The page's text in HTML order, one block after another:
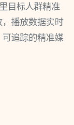
目标人群精准
播放数据实时
追踪的精准媒